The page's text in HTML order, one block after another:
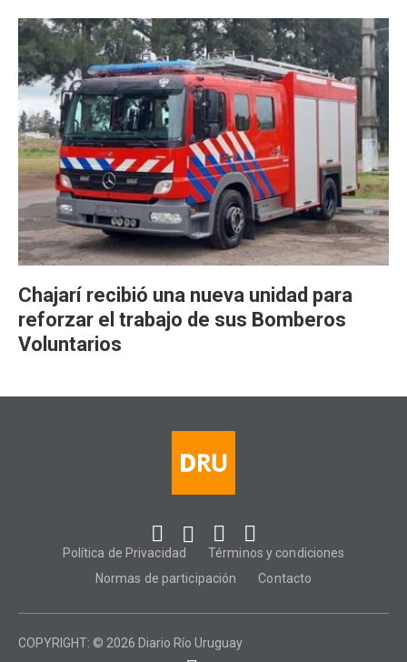
Chajarí recibió una nueva unidad para
reforzar el trabajo de sus Bomberos
Voluntarios
Política de Privacidad
Términos y condiciones
Normas de participación
Contacto
COPYRIGHT: © 2026 Diario Río Uruguay